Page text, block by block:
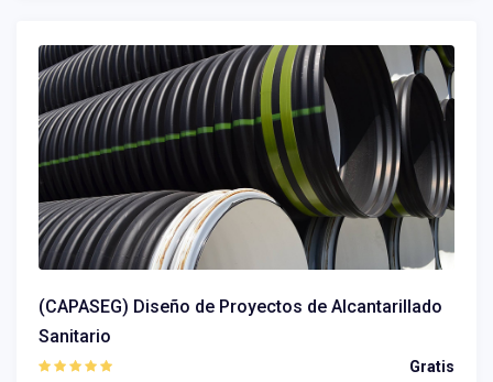
(CAPASEG) Diseño de Proyectos de Alcantarillado
Sanitario
Gratis